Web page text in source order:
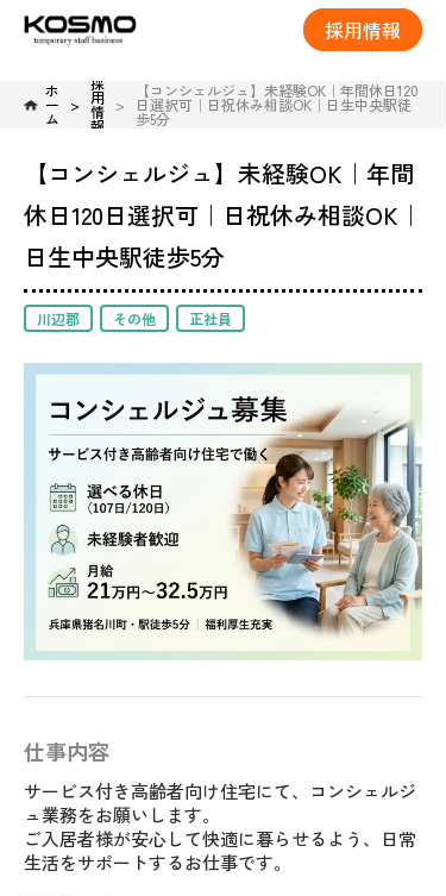
採用情報
ホ
ー
ム
採
用
情
報
【コンシェルジュ】未経験OK｜年間休日120
日選択可｜日祝休み相談OK｜日生中央駅徒
歩5分
【コンシェルジュ】未経験OK｜年間
休日120日選択可｜日祝休み相談OK｜
日生中央駅徒歩5分
川辺郡 その他 正社員
仕事内容
サービス付き高齢者向け住宅にて、コンシェルジ
ュ業務をお願いします。
ご入居者様が安心して快適に暮らせるよう、日常
生活をサポートするお仕事です。